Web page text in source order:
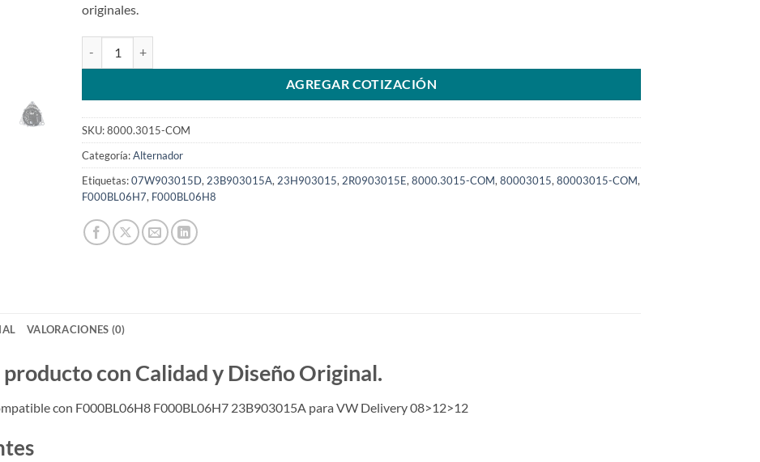
originales.
AGREGAR COTIZACIÓN
SKU:8000.3015-COM
Categoría:Alternador
Etiquetas:07W903015D, 23B903015A, 23H903015, 2R0903015E, 8000.3015-COM, 80003015, 80003015-COM,
F000BL06H7, F000BL06H8
VALORACIONES (0)
con Calidad y Diseño Original.
con F000BL06H8 F000BL06H7 23B903015A para VW Delivery 08>12>12